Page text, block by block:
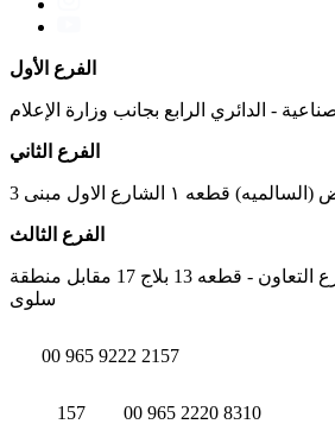
الفرع الأول
- الدائري الرابع بجانب وزارة الإعلام
الفرع الثاني
قطعه ١ الشارع الاول مبنى 3
الفرع الثالث
شاطئ انجفة - شارع التعاون - قطعه 13 بلاج 17 مقابل منطقة
سلوى
00 965 9222 2157
157 00 965 2220 8310